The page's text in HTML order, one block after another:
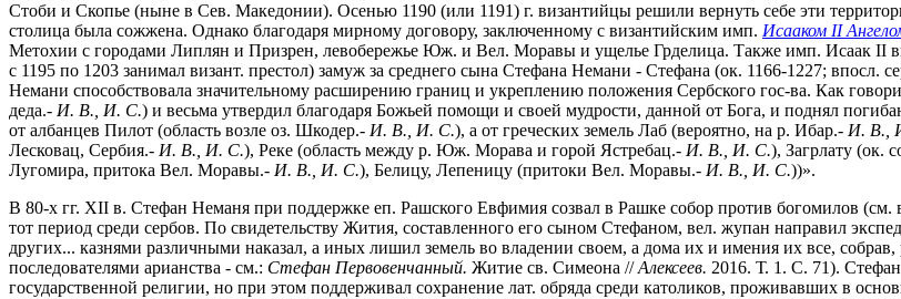
Стоби и Скопье (ныне в Сев. Македонии). Осенью 1190 (или 1191) г. византийцы решили вернуть себе эти
столица была сожжена. Однако благодаря мирному договору, заключенному с византийским имп. Исааком II
Метохии с городами Липлян и Призрен, левобережье Юж. и Вел. Моравы и ущелье Грделица. Также имп. Исаак II
с 1195 по 1203 занимал визант. престол) замуж за среднего сына Стефана Немани - Стефана (ок. 1166-1227; впосл.
Немани способствовала значительному расширению границ и укреплению положения Сербского гос-ва. Как
деда.- И. В., И. С.) и весьма утвердил благодаря Божьей помощи и своей мудрости, данной от Бога, и поднял
от албанцев Пилот (область возле оз. Шкодер.- И. В., И. С.), а от греческих земель Лаб (вероятно, на р. Ибар.- И. В.,
Лесковац, Сербия.- И. В., И. С.), Реке (область между р. Юж. Морава и горой Ястребац.- И. В., И. С.), Загрлату (ок.
Лугомира, притока Вел. Моравы.- И. В., И. С.), Белицу, Лепеницу (притоки Вел. Моравы.- И. В., И. С.))».
В 80-х гг. XII в. Стефан Неманя при поддержке еп. Рашского Евфимия созвал в Рашке собор против богомилов (см.
тот период среди сербов. По свидетельству Жития, составленного его сыном Стефаном, вел. жупан направил
других... казнями различными наказал, а иных лишил земель во владении своем, а дома их и имения их все,
последователями арианства - см.: Стефан Первовенчанный. Житие св. Симеона //Алексеев. 2016. Т. 1. С. 71).
государственной религии, но при этом поддерживал сохранение лат. обряда среди католиков, проживавших в